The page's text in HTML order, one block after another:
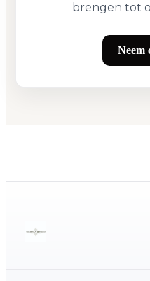
brengen tot
Neem